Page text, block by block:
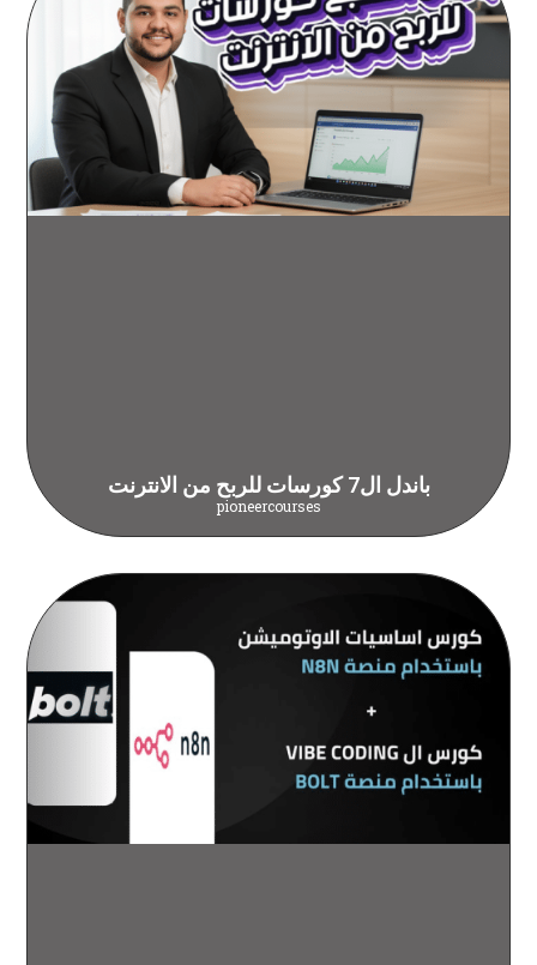
باندل ال7 كورسات للربح من الانترنت
pioneercourses